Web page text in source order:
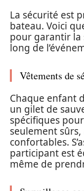
La sécurité est
bateau. Voici
pour garantir la
long de
Vêtements de
Chaque enfant
un gilet de
spécifiques
seulement
confortables.
participant est
même de